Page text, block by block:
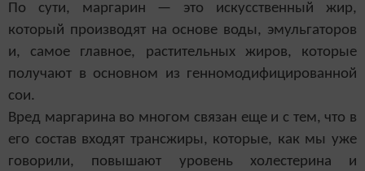
По сути, маргарин — это искусственный жир,
который производят на основе воды, эмульгаторов
и, самое главное, растительных жиров, которые
получают в основном из генномодифицированной
сои.
Вред маргарина во многом связан еще и с тем, что в
его состав входят трансжиры, которые, как мы уже
говорили, повышают уровень холестерина и